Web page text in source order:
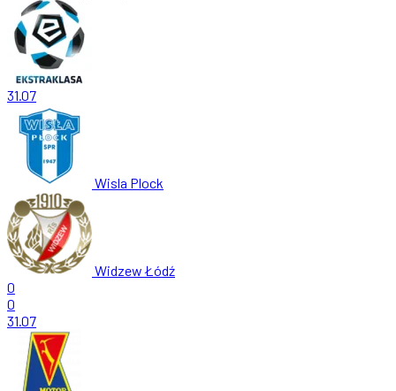
31.07
Wisla Plock
Widzew Łódź
0
0
31.07